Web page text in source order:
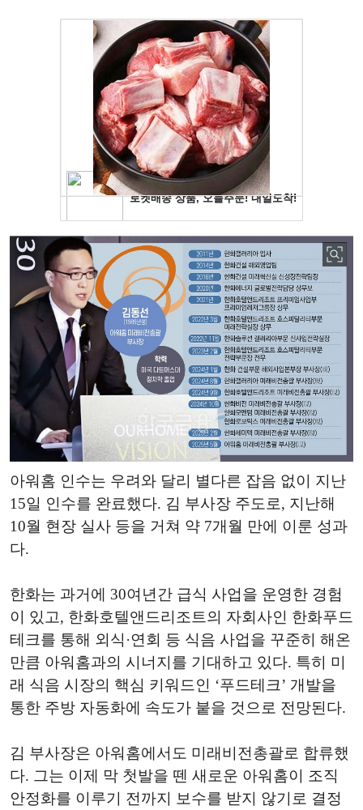
아워홈 인수는 우려와 달리 별다른 잡음 없이 지난
15일 인수를 완료했다. 김 부사장 주도로, 지난해
10월 현장 실사 등을 거쳐 약 7개월 만에 이룬 성과
다.
한화는 과거에 30여년간 급식 사업을 운영한 경험
이 있고, 한화호텔앤드리조트의 자회사인 한화푸드
테크를 통해 외식·연회 등 식음 사업을 꾸준히 해온
만큼 아워홈과의 시너지를 기대하고 있다. 특히 미
래 식음 시장의 핵심 키워드인 ‘푸드테크’ 개발을
통한 주방 자동화에 속도가 붙을 것으로 전망된다.
김 부사장은 아워홈에서도 미래비전총괄로 합류했
다. 그는 이제 막 첫발을 뗀 새로운 아워홈이 조직
안정화를 이루기 전까지 보수를 받지 않기로 결정